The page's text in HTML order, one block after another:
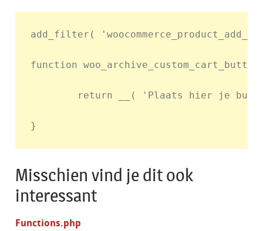
add_filter(
function
return __( 'Plaats hier je
Misschien vind je dit ook
interessant
Functions.php